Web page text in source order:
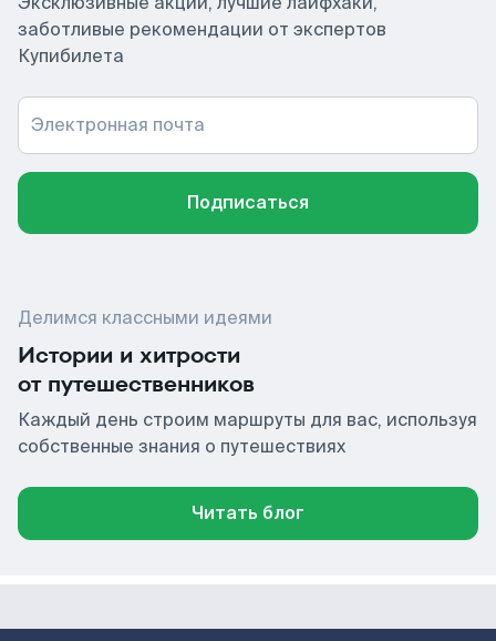
заботливые рекомендации от экспертов
Купибилета
Электронная почта
Подписаться
Делимся классными идеями
Истории и хитрости
от путешественников
Каждый день строим маршруты для вас, используя
собственные знания о путешествиях
Читать блог